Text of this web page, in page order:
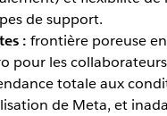
de support.
: frontière poreuse
pour les
totale aux
de Meta, et